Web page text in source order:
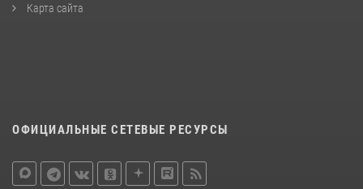
Карта сайта
ОФИЦИАЛЬНЫЕ СЕТЕВЫЕ РЕСУРСЫ